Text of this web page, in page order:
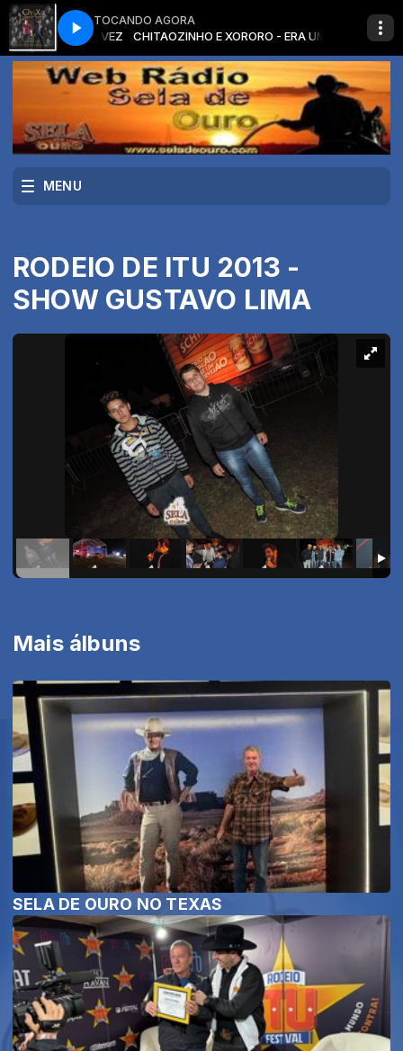
TOCANDO AGORA
- ERA UMA VEZ CHITAOZINHO E XORORO - ERA UMA VEZ
MENU
RODEIO DE ITU 2013 -
SHOW GUSTAVO LIMA
Mais álbuns
SELA DE OURO NO TEXAS